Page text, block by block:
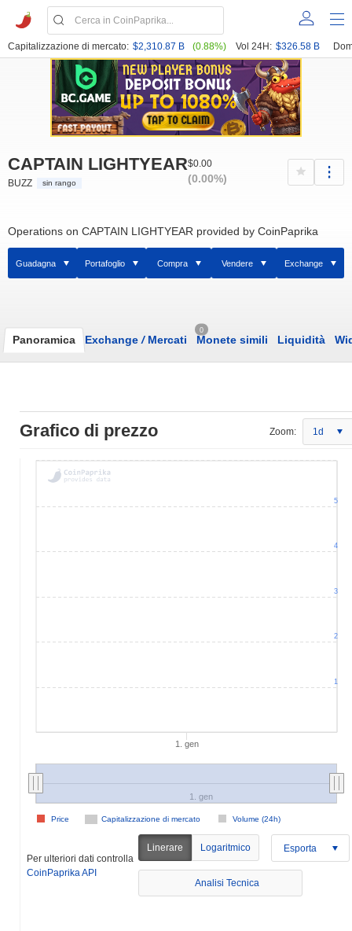
Capitalizzazione di mercato: $2,310.87 B (0.88%) Vol 24H: $326.58 B
CAPTAIN LIGHTYEAR
BUZZ sin rango
$0.00
(0.00%)
Operations on CAPTAIN LIGHTYEAR provided by CoinPaprika
Guadagna Portafoglio Compra Vendere Exchange
Panoramica Exchange /Mercati
0
Monete simili Liquidità
Grafico di prezzo Zoom: 1d
1. gen
Capitalizzazione di mercato Volume (24h)
Price
1. gen
1
2
3
4
5
Per ulteriori dati controlla
CoinPaprika API
Linerare Logaritmico Esporta
Analisi Tecnica